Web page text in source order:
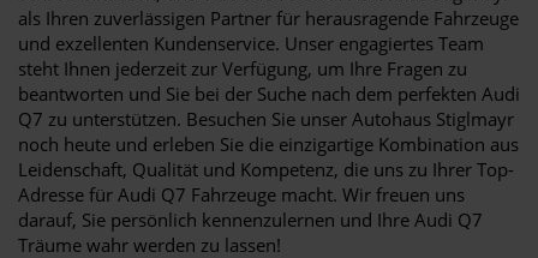
als Ihren zuverlässigen Partner für herausragende Fahrzeuge
und exzellenten Kundenservice. Unser engagiertes Team
steht Ihnen jederzeit zur Verfügung, um Ihre Fragen zu
beantworten und Sie bei der Suche nach dem perfekten Audi
Q7 zu unterstützen. Besuchen Sie unser Autohaus Stiglmayr
noch heute und erleben Sie die einzigartige Kombination aus
Leidenschaft, Qualität und Kompetenz, die uns zu Ihrer Top-
Adresse für Audi Q7 Fahrzeuge macht. Wir freuen uns
darauf, Sie persönlich kennenzulernen und Ihre Audi Q7
Träume wahr werden zu lassen!